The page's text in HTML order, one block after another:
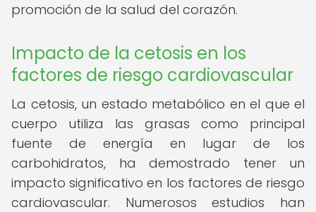
promoción de la salud del corazón.
Impacto de la cetosis en los
factores de riesgo cardiovascular
La cetosis, un estado metabólico en el que el
cuerpo utiliza las grasas como principal
fuente de energía en lugar de los
carbohidratos, ha demostrado tener un
impacto significativo en los factores de riesgo
cardiovascular. Numerosos estudios han